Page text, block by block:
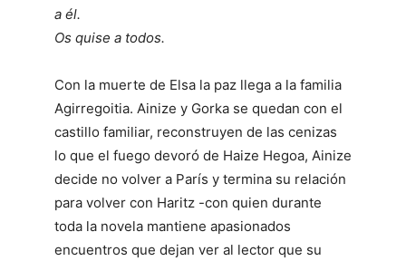
a él.
Os quise a todos.
Con la muerte de Elsa la paz llega a la familia
Agirregoitia. Ainize y Gorka se quedan con el
castillo familiar, reconstruyen de las cenizas
lo que el fuego devoró de Haize Hegoa, Ainize
decide no volver a París y termina su relación
para volver con Haritz -con quien durante
toda la novela mantiene apasionados
encuentros que dejan ver al lector que su